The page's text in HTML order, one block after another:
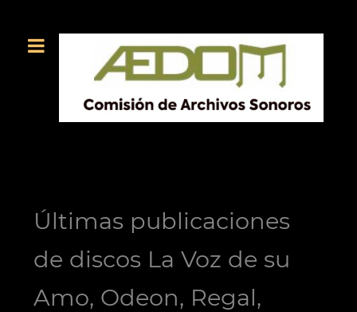
Últimas publicaciones
de discos La Voz de su
Amo, Odeon, Regal,